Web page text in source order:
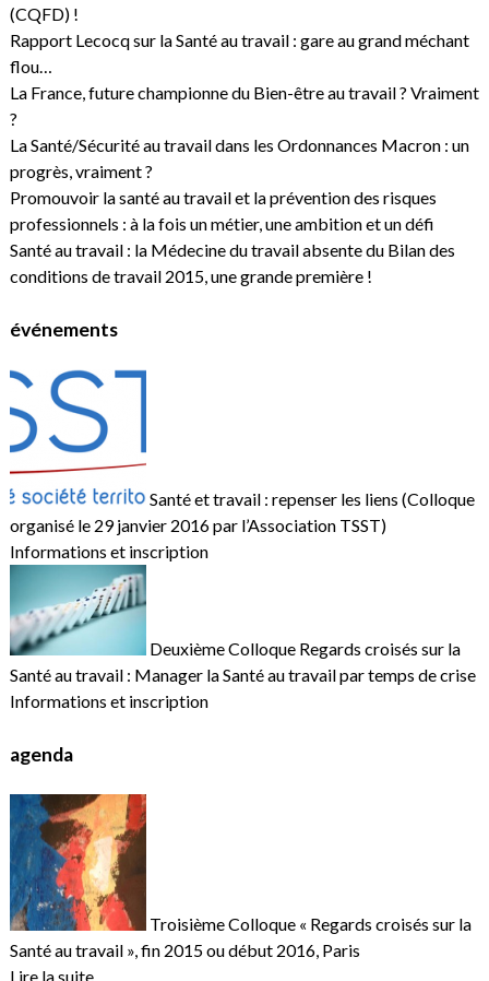
(CQFD) !
Rapport Lecocq sur la Santé au travail : gare au grand méchant
flou…
La France, future championne du Bien-être au travail ? Vraiment
?
La Santé/Sécurité au travail dans les Ordonnances Macron : un
progrès, vraiment ?
Promouvoir la santé au travail et la prévention des risques
professionnels : à la fois un métier, une ambition et un défi
Santé au travail : la Médecine du travail absente du Bilan des
conditions de travail 2015, une grande première !
événements
Santé et travail : repenser les liens (Colloque
organisé le 29 janvier 2016 par l’Association TSST)
Informations et inscription
Deuxième Colloque Regards croisés sur la
Santé au travail : Manager la Santé au travail par temps de crise
Informations et inscription
agenda
Troisième Colloque « Regards croisés sur la
Santé au travail », fin 2015 ou début 2016, Paris
Lire la suite